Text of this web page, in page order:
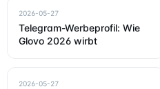
2026-05-27
Telegram-Werbeprofil: Wie
Glovo 2026 wirbt
2026-05-27